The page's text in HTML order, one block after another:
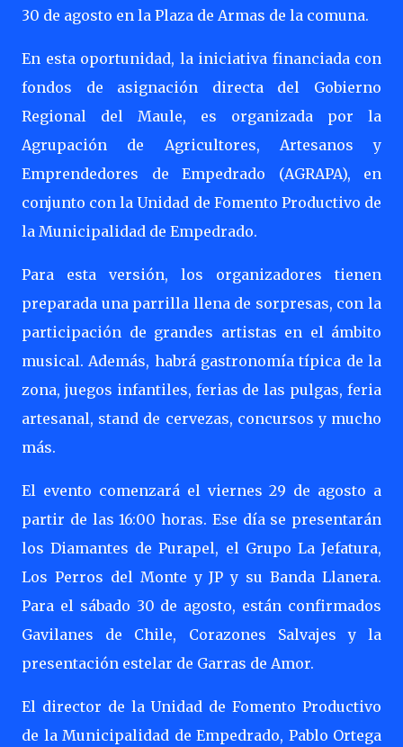
30 de agosto en la Plaza de Armas de la comuna.
En esta oportunidad, la iniciativa financiada con
fondos de asignación directa del Gobierno
Regional del Maule, es organizada por la
Agrupación de Agricultores, Artesanos y
Emprendedores de Empedrado (AGRAPA), en
conjunto con la Unidad de Fomento Productivo de
la Municipalidad de Empedrado.
Para esta versión, los organizadores tienen
preparada una parrilla llena de sorpresas, con la
participación de grandes artistas en el ámbito
musical. Además, habrá gastronomía típica de la
zona, juegos infantiles, ferias de las pulgas, feria
artesanal, stand de cervezas, concursos y mucho
más.
El evento comenzará el viernes 29 de agosto a
partir de las 16:00 horas. Ese día se presentarán
los Diamantes de Purapel, el Grupo La Jefatura,
Los Perros del Monte y JP y su Banda Llanera.
Para el sábado 30 de agosto, están confirmados
Gavilanes de Chile, Corazones Salvajes y la
presentación estelar de Garras de Amor.
El director de la Unidad de Fomento Productivo
de la Municipalidad de Empedrado, Pablo Ortega